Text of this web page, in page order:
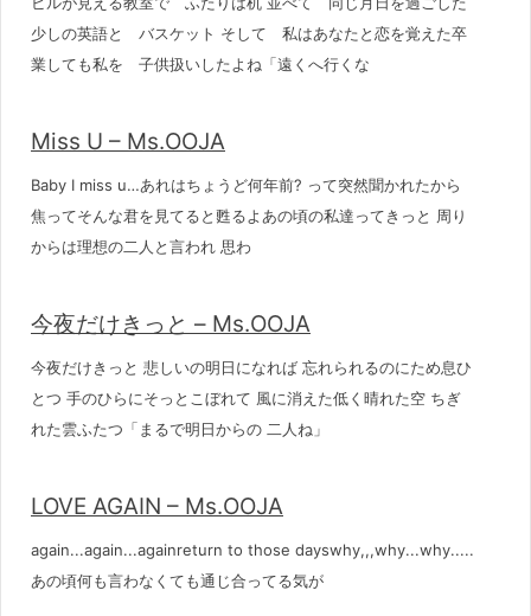
少しの英語と バスケット そして 私はあなたと恋を覚えた卒
業しても私を 子供扱いしたよね「遠くへ行くな
Miss U – Ms.OOJA
Baby I miss u…あれはちょうど何年前? って突然聞かれたから
焦ってそんな君を見てると甦るよあの頃の私達ってきっと 周り
からは理想の二人と言われ 思わ
今夜だけきっと – Ms.OOJA
今夜だけきっと 悲しいの明日になれば 忘れられるのにため息ひ
とつ 手のひらにそっとこぼれて 風に消えた低く晴れた空 ちぎ
れた雲ふたつ「まるで明日からの 二人ね」
LOVE AGAIN – Ms.OOJA
again...again...againreturn to those dayswhy,,,why...why.....
あの頃何も言わなくても通じ合ってる気が